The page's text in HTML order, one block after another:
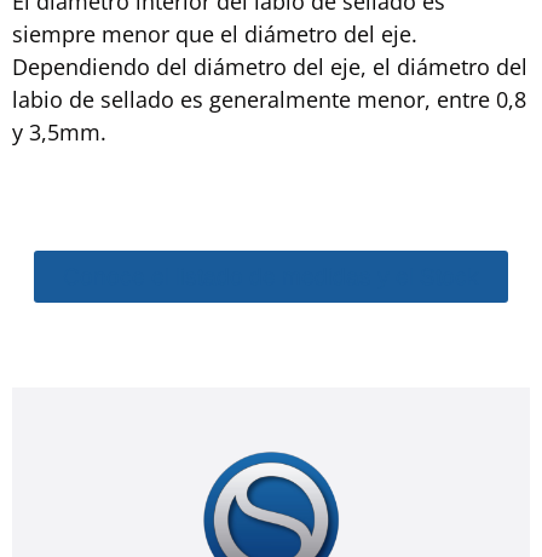
siempre menor que el diámetro del eje.
Dependiendo del diámetro del eje, el diámetro del
labio de sellado es generalmente menor, entre 0,8
y 3,5mm.